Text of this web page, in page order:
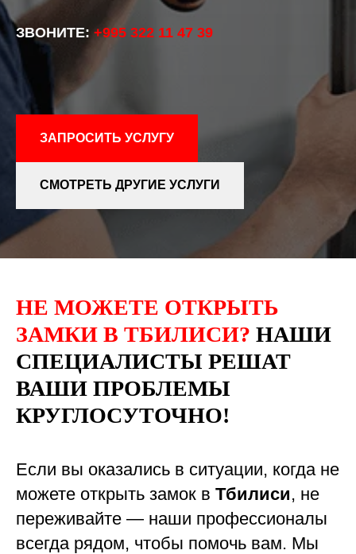
ЗВОНИТЕ: +995 322 11 47 39
ЗАПРОСИТЬ УСЛУГУ
СМОТРЕТЬ ДРУГИЕ УСЛУГИ
НЕ МОЖЕТЕ ОТКРЫТЬ
ЗАМКИ В ТБИЛИСИ? НАШИ
СПЕЦИАЛИСТЫ РЕШАТ
ВАШИ ПРОБЛЕМЫ
КРУГЛОСУТОЧНО!
Если вы оказались в ситуации, когда не
можете открыть замок в Тбилиси, не
переживайте — наши профессионалы
всегда рядом, чтобы помочь вам. Мы